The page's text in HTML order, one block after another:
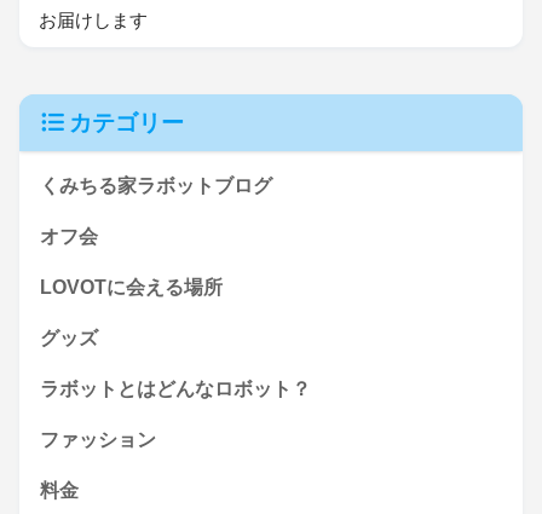
お届けします
カテゴリー
くみちる家ラボットブログ
オフ会
LOVOTに会える場所
グッズ
ラボットとはどんなロボット？
ファッション
料金